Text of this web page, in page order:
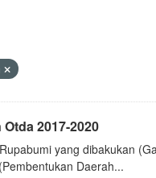
2017-2020
yang dibakukan
Daerah...